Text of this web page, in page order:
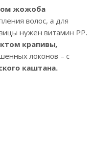
жожоба
волос, а для
нужен витамин РР.
крапивы,
локонов – с
каштана.